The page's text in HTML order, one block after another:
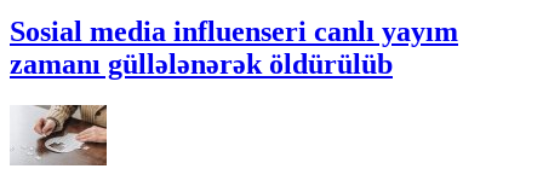
Sosial media influenseri canlı yayım
zamanı güllələnərək öldürülüb